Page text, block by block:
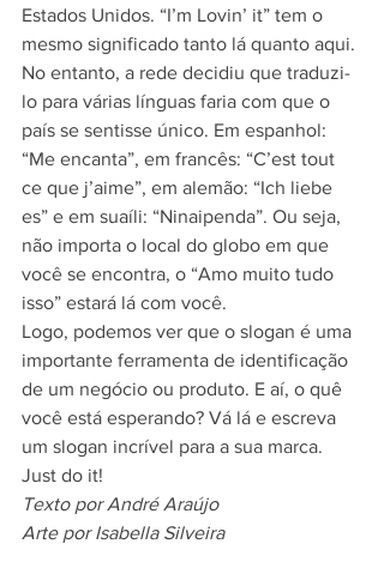
Estados Unidos. “I’m Lovin’ it” tem o
mesmo significado tanto lá quanto aqui.
No entanto, a rede decidiu que traduzi-
lo para várias línguas faria com que o
país se sentisse único. Em espanhol:
“Me encanta”, em francês: “C’est tout
ce que j’aime”, em alemão: “Ich liebe
es” e em suaíli: “Ninaipenda”. Ou seja,
não importa o local do globo em que
você se encontra, o “Amo muito tudo
isso” estará lá com você.
Logo, podemos ver que o slogan é uma
importante ferramenta de identificação
de um negócio ou produto. E aí, o quê
você está esperando? Vá lá e escreva
um slogan incrível para a sua marca.
Just do it!
Texto por André Araújo
Arte por Isabella Silveira